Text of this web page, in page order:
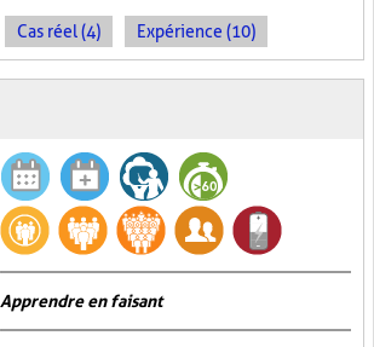
Cas réel (4) Expérience (10)
Apprendre en faisant